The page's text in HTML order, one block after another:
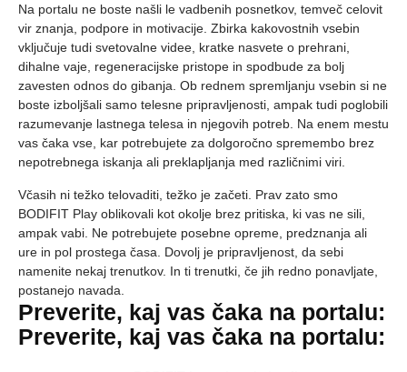
Na portalu ne boste našli le vadbenih posnetkov, temveč celovit
vir znanja, podpore in motivacije. Zbirka kakovostnih vsebin
vključuje tudi svetovalne videe, kratke nasvete o prehrani,
dihalne vaje, regeneracijske pristope in spodbude za bolj
zavesten odnos do gibanja. Ob rednem spremljanju vsebin si ne
boste izboljšali samo telesne pripravljenosti, ampak tudi poglobili
razumevanje lastnega telesa in njegovih potreb. Na enem mestu
vas čaka vse, kar potrebujete za dolgoročno spremembo brez
nepotrebnega iskanja ali preklapljanja med različnimi viri.
Včasih ni težko telovaditi, težko je začeti. Prav zato smo
BODIFIT Play oblikovali kot okolje brez pritiska, ki vas ne sili,
ampak vabi. Ne potrebujete posebne opreme, predznanja ali
ure in pol prostega časa. Dovolj je pripravljenost, da sebi
namenite nekaj trenutkov. In ti trenutki, če jih redno ponavljate,
postanejo navada.
Preverite, kaj vas čaka na portalu:
Preverite, kaj vas čaka na portalu: